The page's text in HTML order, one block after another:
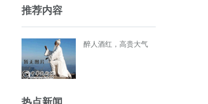
推荐内容
醉人酒红，高贵大气